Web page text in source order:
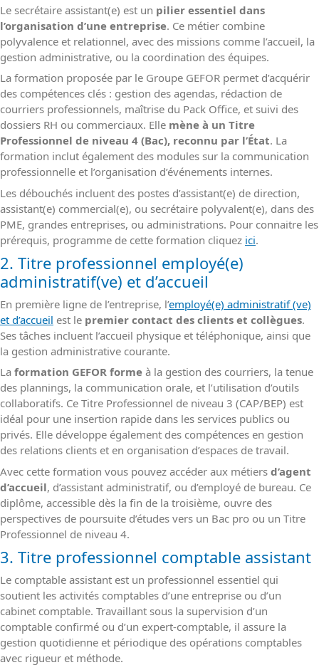
Le secrétaire assistant(e) est un pilier essentiel dans
l’organisation d’une entreprise. Ce métier combine
polyvalence et relationnel, avec des missions comme l’accueil, la
gestion administrative, ou la coordination des équipes.
La formation proposée par le Groupe GEFOR permet d’acquérir
des compétences clés : gestion des agendas, rédaction de
courriers professionnels, maîtrise du Pack Office, et suivi des
dossiers RH ou commerciaux. Elle mène à un Titre
Professionnel de niveau 4 (Bac), reconnu par l’État. La
formation inclut également des modules sur la communication
professionnelle et l’organisation d’événements internes.
Les débouchés incluent des postes d’assistant(e) de direction,
assistant(e) commercial(e), ou secrétaire polyvalent(e), dans des
PME, grandes entreprises, ou administrations. Pour connaitre les
prérequis, programme de cette formation cliquez ici.
2. Titre professionnel employé(e)
administratif(ve) et d’accueil
En première ligne de l’entreprise, l’employé(e) administratif (ve)
et d’accueil est le premier contact des clients et collègues.
Ses tâches incluent l’accueil physique et téléphonique, ainsi que
la gestion administrative courante.
La formation GEFOR forme à la gestion des courriers, la tenue
des plannings, la communication orale, et l’utilisation d’outils
collaboratifs. Ce Titre Professionnel de niveau 3 (CAP/BEP) est
idéal pour une insertion rapide dans les services publics ou
privés. Elle développe également des compétences en gestion
des relations clients et en organisation d’espaces de travail.
Avec cette formation vous pouvez accéder aux métiers d’agent
d’accueil, d’assistant administratif, ou d’employé de bureau. Ce
diplôme, accessible dès la fin de la troisième, ouvre des
perspectives de poursuite d’études vers un Bac pro ou un Titre
Professionnel de niveau 4.
3. Titre professionnel comptable assistant
Le comptable assistant est un professionnel essentiel qui
soutient les activités comptables d’une entreprise ou d’un
cabinet comptable. Travaillant sous la supervision d’un
comptable confirmé ou d’un expert-comptable, il assure la
gestion quotidienne et périodique des opérations comptables
avec rigueur et méthode.